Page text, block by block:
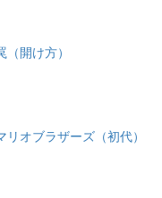
開け方）
オブラザーズ（初代）